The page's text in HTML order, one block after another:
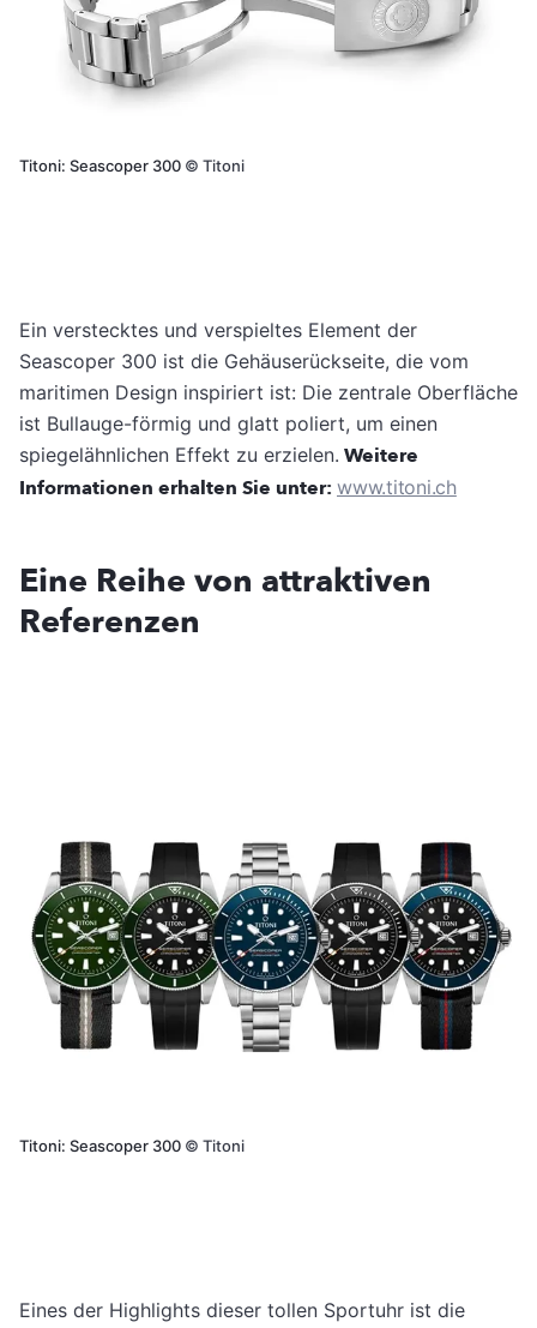
Titoni: Seascoper 300 © Titoni
Ein verstecktes und verspieltes Element der
Seascoper 300 ist die Gehäuserückseite, die vom
maritimen Design inspiriert ist: Die zentrale Oberfläche
ist Bullauge-förmig und glatt poliert, um einen
spiegelähnlichen Effekt zu erzielen. Weitere
Informationen erhalten Sie unter: www.titoni.ch
Eine Reihe von attraktiven
Referenzen
Titoni: Seascoper 300 © Titoni
Eines der Highlights dieser tollen Sportuhr ist die